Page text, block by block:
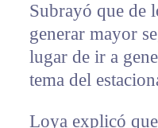
Subrayó que de
generar mayor
lugar de ir a
tema del
Loya explicó